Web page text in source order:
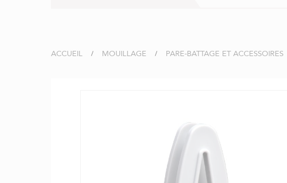
ACCUEIL MOUILLAGE PARE-BATTAGE ET ACCESSOIRES